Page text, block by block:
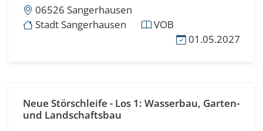
06526 Sangerhausen
Stadt Sangerhausen
VOB
01.05.2027
Neue Störschleife - Los 1: Wasserbau, Garten-
und Landschaftsbau